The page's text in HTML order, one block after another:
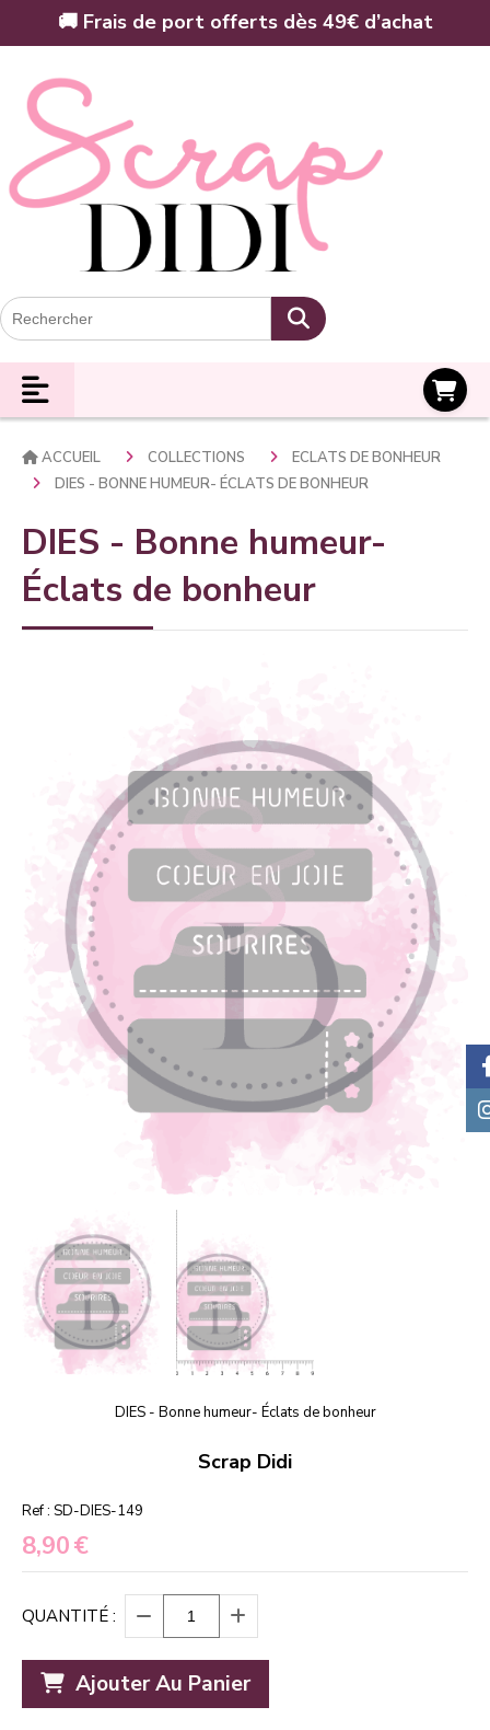
🚚 Frais de port offerts dès 49€ d’achat
ACCUEIL COLLECTIONS
ECLATS DE BONHEUR
DIES - BONNE HUMEUR- ÉCLATS DE BONHEUR
DIES - Bonne humeur-
Éclats de bonheur
DIES - Bonne humeur- Éclats de bonheur
Scrap Didi
Ref : SD-DIES-149
8,90€
QUANTITÉ :
Ajouter Au Panier